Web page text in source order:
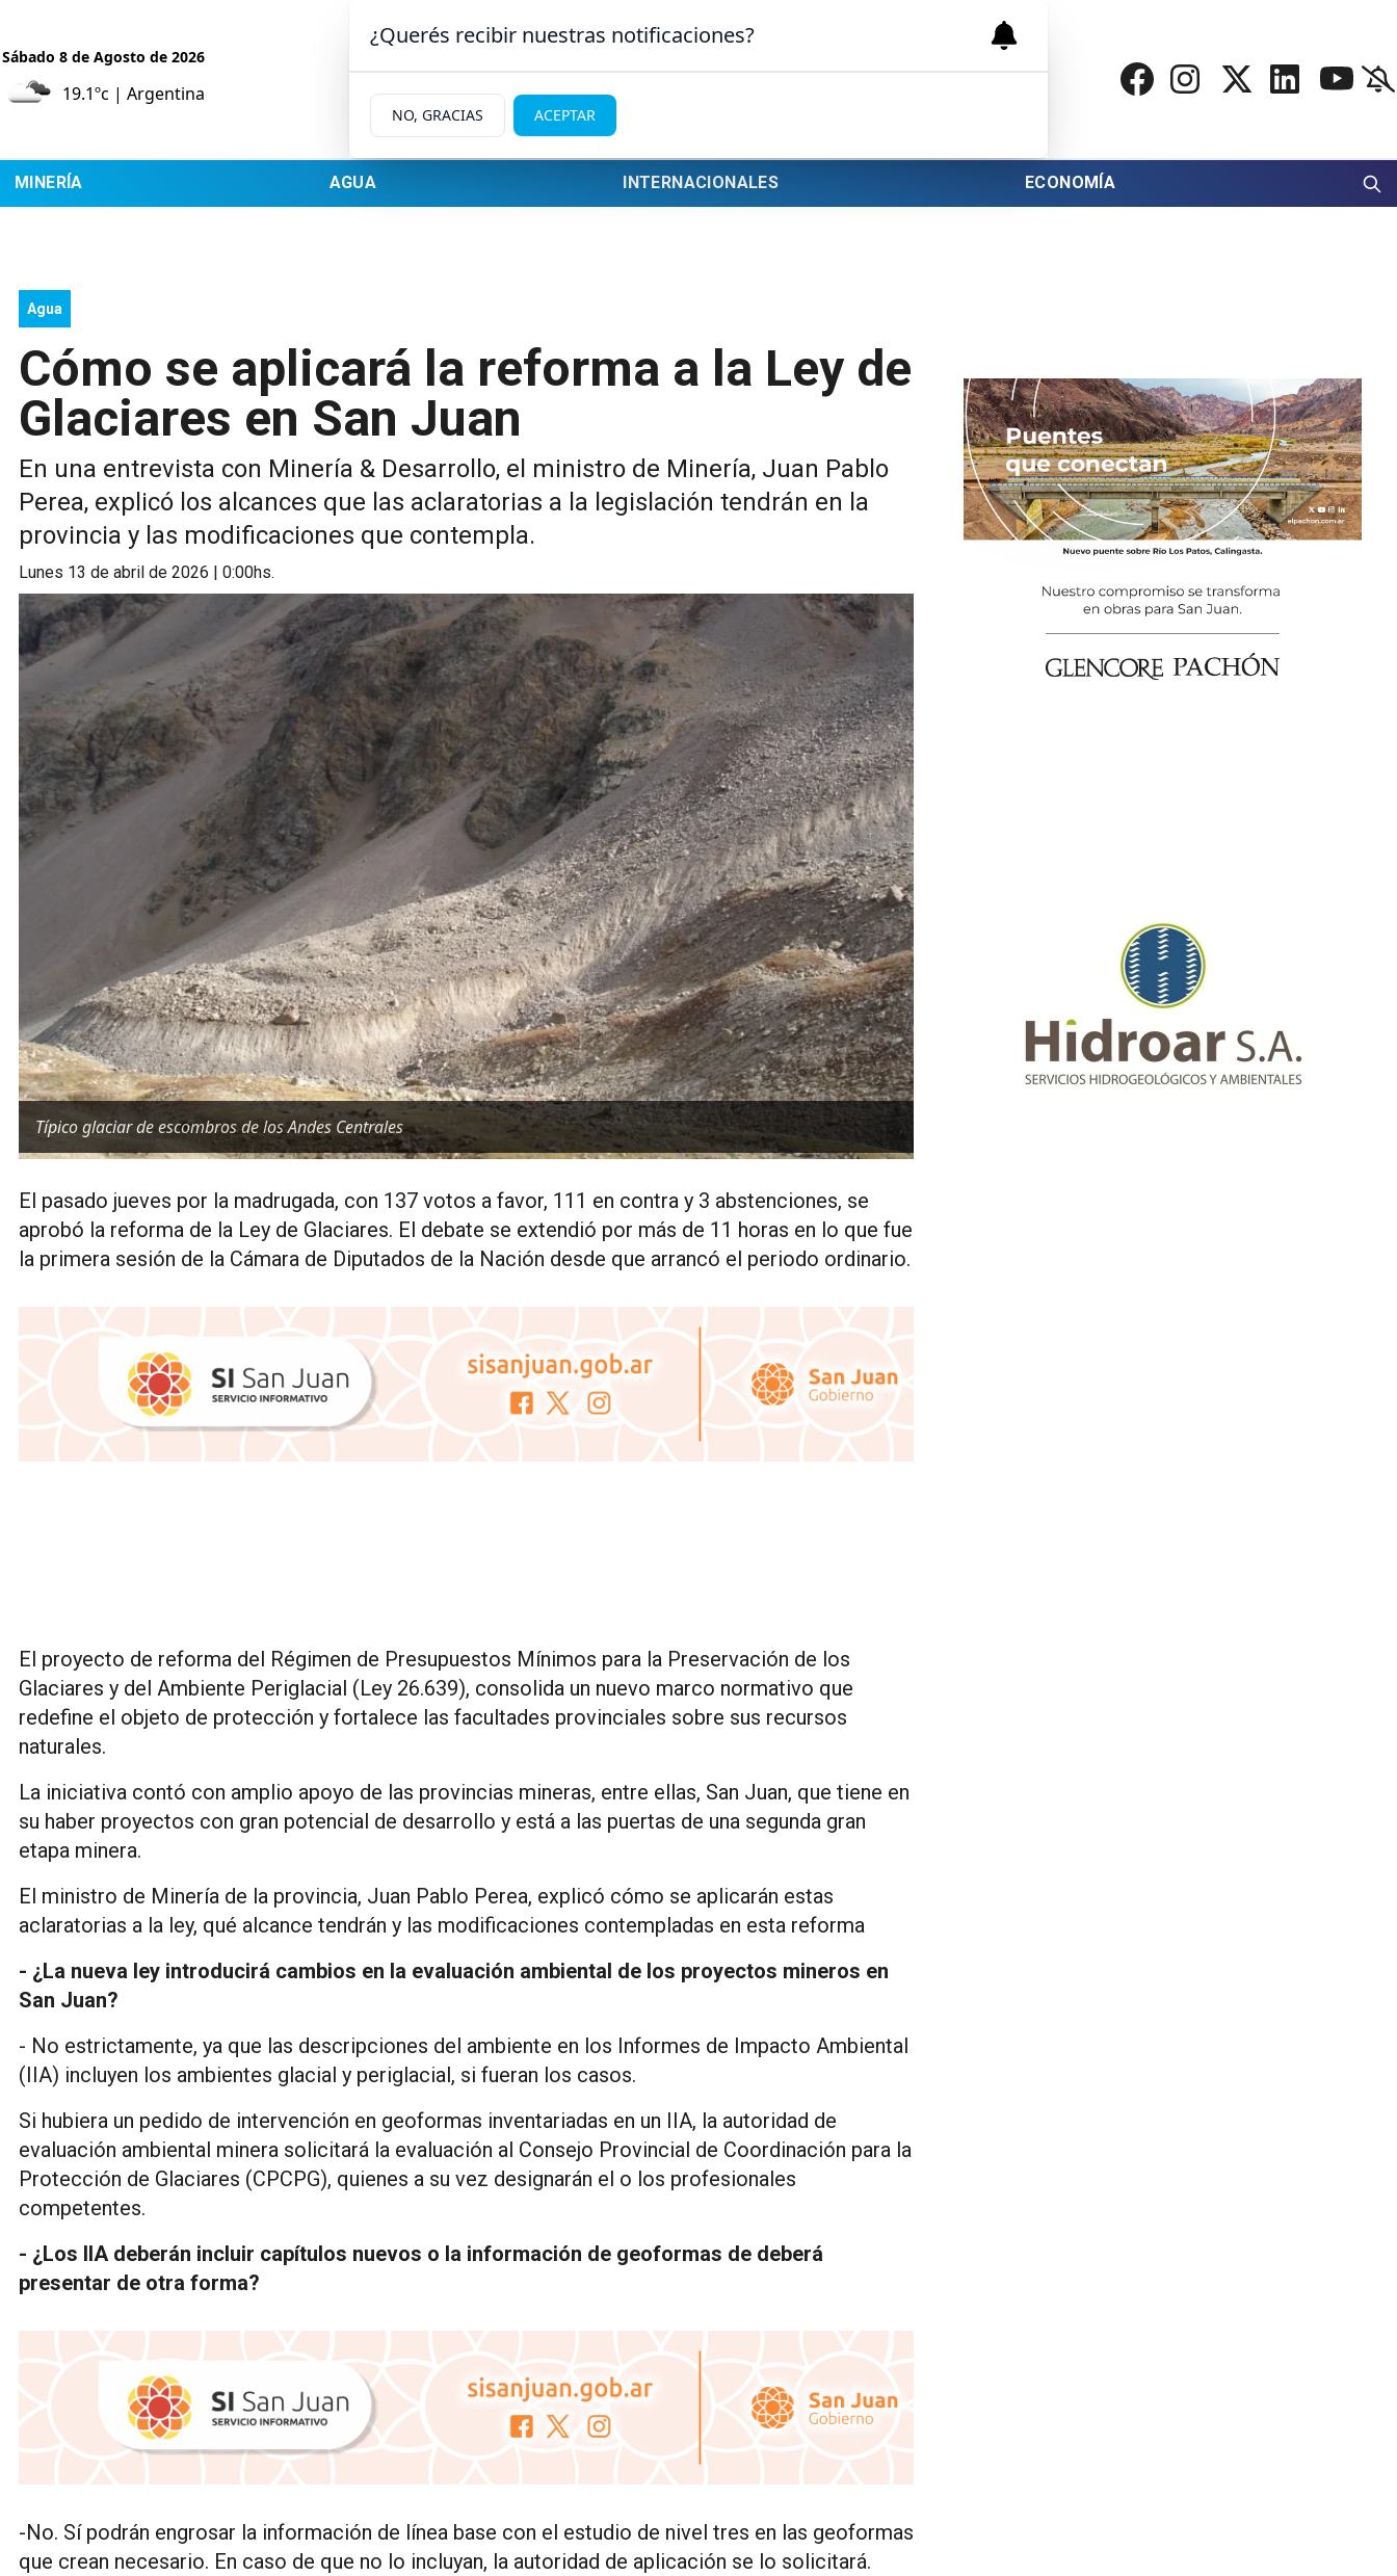
Sábado 8 de Agosto de 2026
19.1ºc | Argentina
MINERÍA AGUA INTERNACIONALES ECONOMÍA
Agua
Cómo se aplicará la reforma a la Ley de
Glaciares en San Juan
En una entrevista con Minería & Desarrollo, el ministro de Minería, Juan Pablo
Perea, explicó los alcances que las aclaratorias a la legislación tendrán en la
provincia y las modificaciones que contempla.
lunes 13 de abril de 2026 | 0:00hs.
Típico glaciar de escombros de los Andes Centrales
El pasado jueves por la madrugada, con 137 votos a favor, 111 en contra y 3 abstenciones, se
aprobó la reforma de la Ley de Glaciares. El debate se extendió por más de 11 horas en lo que fue
la primera sesión de la Cámara de Diputados de la Nación desde que arrancó el periodo ordinario.
El proyecto de reforma del Régimen de Presupuestos Mínimos para la Preservación de los
Glaciares y del Ambiente Periglacial (Ley 26.639), consolida un nuevo marco normativo que
redefine el objeto de protección y fortalece las facultades provinciales sobre sus recursos
naturales.
La iniciativa contó con amplio apoyo de las provincias mineras, entre ellas, San Juan, que tiene en
su haber proyectos con gran potencial de desarrollo y está a las puertas de una segunda gran
etapa minera.
El ministro de Minería de la provincia, Juan Pablo Perea, explicó cómo se aplicarán estas
aclaratorias a la ley, qué alcance tendrán y las modificaciones contempladas en esta reforma
- ¿La nueva ley introducirá cambios en la evaluación ambiental de los proyectos mineros en
San Juan?
- No estrictamente, ya que las descripciones del ambiente en los Informes de Impacto Ambiental
(IIA) incluyen los ambientes glacial y periglacial, si fueran los casos.
Si hubiera un pedido de intervención en geoformas inventariadas en un IIA, la autoridad de
evaluación ambiental minera solicitará la evaluación al Consejo Provincial de Coordinación para la
Protección de Glaciares (CPCPG), quienes a su vez designarán el o los profesionales
competentes.
- ¿Los IIA deberán incluir capítulos nuevos o la información de geoformas de deberá
presentar de otra forma?
-No. Sí podrán engrosar la información de línea base con el estudio de nivel tres en las geoformas
que crean necesario. En caso de que no lo incluyan, la autoridad de aplicación se lo solicitará.
¿Querés recibir nuestras notificaciones?
NO, GRACIAS ACEPTAR